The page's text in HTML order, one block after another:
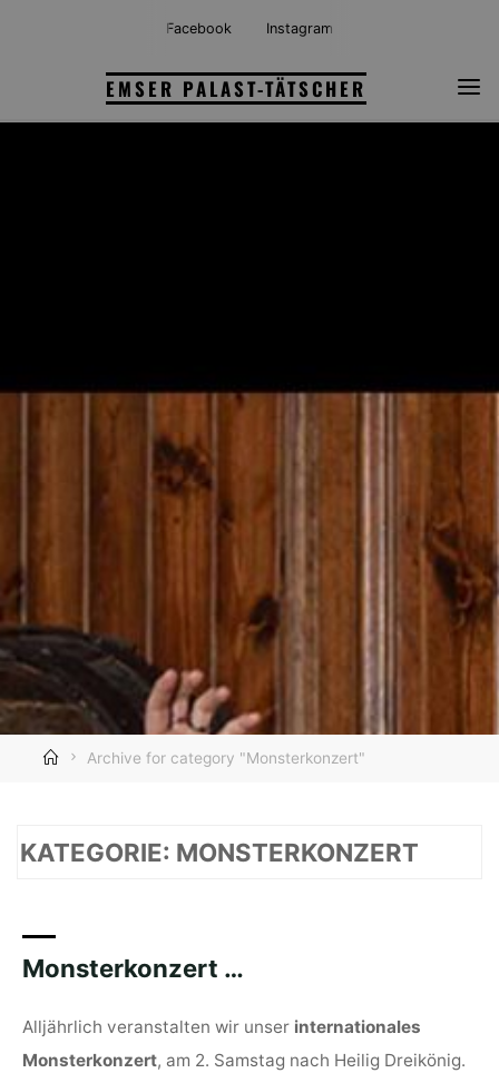
EMSER PALAST-TÄTSCHER
Facebook Instagram
HomeArchive for category "Monsterkonzert"
KATEGORIE: MONSTERKONZERT
Monsterkonzert …
Alljährlich veranstalten wir unser internationales
Monsterkonzert, am 2. Samstag nach Heilig Dreikönig.